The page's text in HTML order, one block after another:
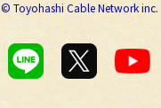
© Toyohashi Cable Network inc.